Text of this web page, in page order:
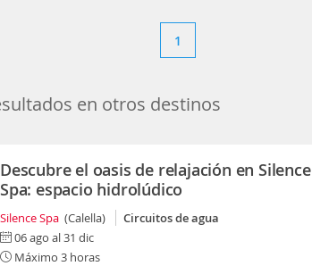
1
en otros destinos
Descubre el oasis de relajación en Silence
Spa: espacio hidrolúdico
Silence Spa (Calella)
Circuitos de agua
06 ago al 31 dic
Máximo 3 horas